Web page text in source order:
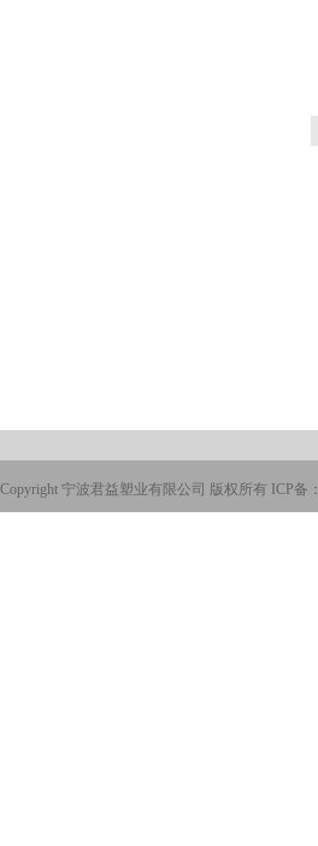
Copyright 宁波君益塑业有限公司 版权所有 ICP备：